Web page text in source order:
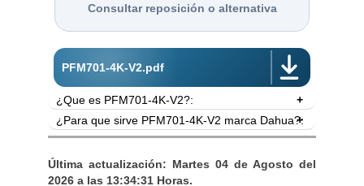
Consultar reposición o alternativa
PFM701-4K-V2.pdf
¿Que es PFM701-4K-V2?:
- Marca Dahua.
- Splitter HDMI 1.4.
- Capacidad anti interferencias.
- No agrega retraso perceptible en la imagen.
¿Para que sirve PFM701-4K-V2 marca Dahua?:
4K sin agregar latencia visible.
Última actualización: Martes 04 de Agosto del
2026 a las 13:34:31 Horas.